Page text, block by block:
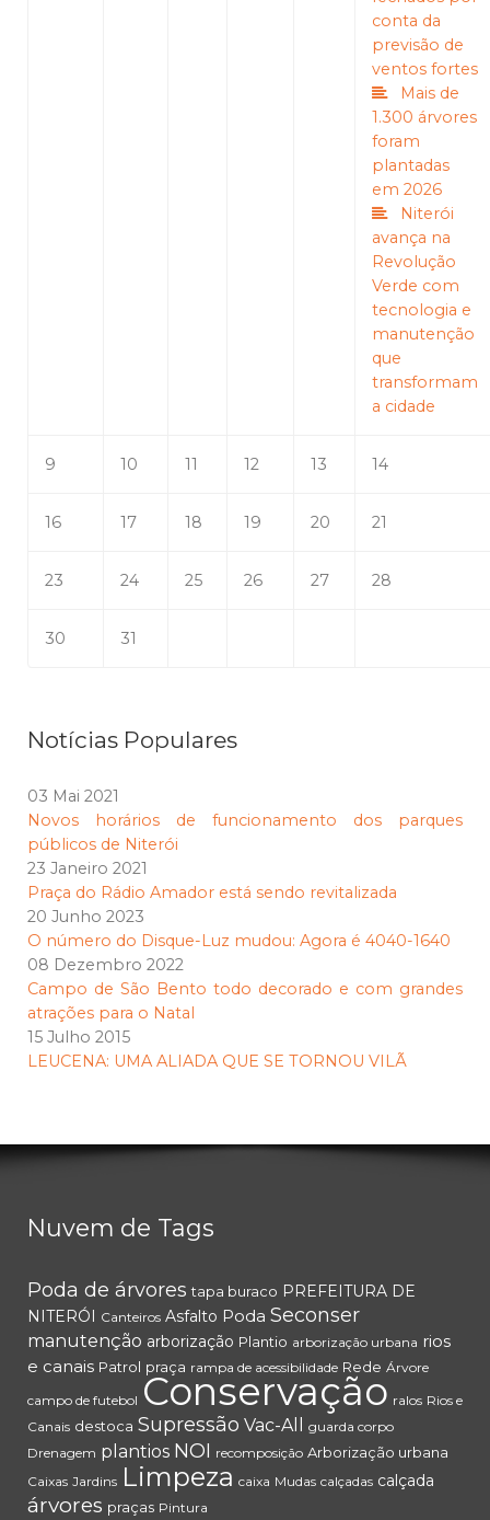
conta da
previsão de
ventos fortes
Mais de
1.300 árvores
foram
plantadas
em 2026
Niterói
avança na
Revolução
Verde com
tecnologia e
manutenção
que
transformam
a cidade
9 10 11 12 13 14
16 17 18 19 20 21
23 24 25 26 27 28
30 31
Notícias Populares
03 Mai 2021
Novos horários de funcionamento dos parques
públicos de Niterói
23 Janeiro 2021
Praça do Rádio Amador está sendo revitalizada
20 Junho 2023
O número do Disque-Luz mudou: Agora é 4040-1640
08 Dezembro 2022
Campo de São Bento todo decorado e com grandes
atrações para o Natal
15 Julho 2015
LEUCENA: UMA ALIADA QUE SE TORNOU VILÃ
Nuvem de Tags
Poda de árvores tapa buraco PREFEITURA DE
NITERÓI
Canteiros Asfalto Poda Seconser
manutenção arborização Plantio arborização urbana rios
e canais Patrol praça rampa de acessibilidade Rede Árvore
campo de futebol Conservação ralos Rios e
Canais destoca Supressão Vac-All
guarda corpo
Drenagem plantios NOI recomposição Arborização urbana
Caixas Jardins Limpeza caixa Mudas calçadas calçada
árvores praças Pintura